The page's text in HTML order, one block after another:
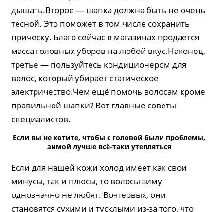
дышать.Второе — шапка должна быть не очень
тесной. Это поможет в том числе сохранить
причёску. Благо сейчас в магазинах продаётся
масса головных уборов на любой вкус.Наконец,
третье — пользуйтесь кондиционером для
волос, который убирает статическое
электричество.Чем ещё помочь волосам кроме
правильной шапки? Вот главные советы
специалистов.
Если вы не хотите, чтобы с головой были проблемы,
зимой лучше всё-таки утепляться
Если для нашей кожи холод имеет как свои
минусы, так и плюсы, то волосы зиму
однозначно не любят. Во-первых, они
становятся сухими и тусклыми из-за того, что